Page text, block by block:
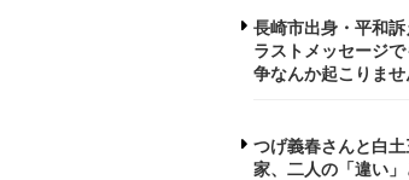
長崎市出身・平和
ラストメッセージ
争なんか起こりませ
つげ義春さんと白
家、二人の「違い」